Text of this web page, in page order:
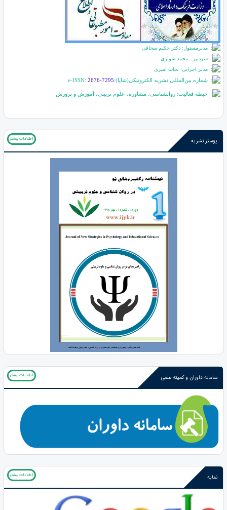
مدیرمسئول: دکتر حکیم سحاقی
سردبیر: محمد سواری
مدیر اجرایی: نجات امیری
شماره بین‌المللی نشریه الکترونیکی(شاپا):
e-ISSN: 2676-7295
حیطه فعالیت: روانشناسی، مشاوره، علوم تربیتی، آموزش و پرورش
پوستر نشریه اطلاعات بیشتر
سامانه داوران و کمیته علمی اطلاعات بیشتر
نمایه اطلاعات بیشتر